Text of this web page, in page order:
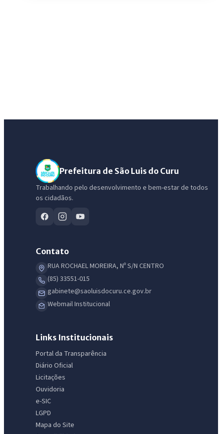
Prefeitura de São Luis do Curu
Trabalhando pelo desenvolvimento e bem-estar de todos
os cidadãos.
Contato
RUA ROCHAEL MOREIRA, Nº S/N CENTRO
(85) 33551-015
gabinete@saoluisdocuru.ce.gov.br
Webmail Institucional
Links Institucionais
Portal da Transparência
Diário Oficial
Licitações
Ouvidoria
e-SIC
LGPD
Mapa do Site
IntGest AI